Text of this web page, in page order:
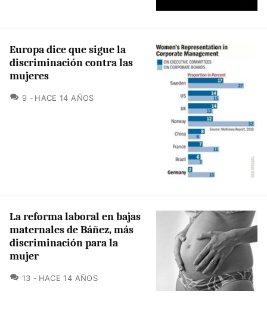
Europa dice que sigue la
discriminación contra las
mujeres
9 COMENTARIOS
HACE 14 AÑOS
La reforma laboral en bajas
maternales de Báñez, más
discriminación para la
mujer
13 COMENTARIOS
HACE 14 AÑOS